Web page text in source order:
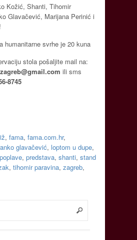
Kožić, Shanti, Tihomir
Glavačević, Marijana Perinić i
humanitarne svrhe je 20 kuna
stola pošaljite mail na:
ili sms
8745
, fama, fama.com.hr,
glavačević, loptom u dupe,
poplave, predstava, shanti, stand
, tihomir paravina, zagreb,